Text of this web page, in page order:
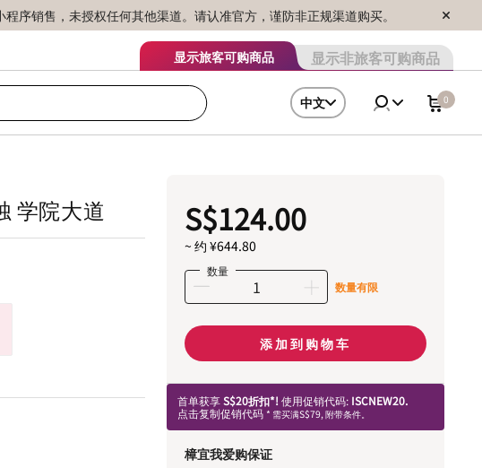
销售，未授权任何其他渠道。请认准官方，谨防非正规渠道购买。
显示旅客可购商品 显示非旅客可购商品
中文 0
学院大道 S$124.00
~ 约 ¥644.80
数量
数量有限
添加到购物车
首单获享S$20折扣*! 使用促销代码: ISCNEW20.
点击复制促销代码 * 需买满S$79, 附带条件。
樟宜我爱购保证